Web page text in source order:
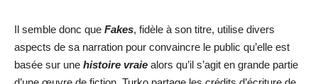
Il semble donc que Fakes, fidèle à son titre, utilise divers
aspects de sa narration pour convaincre le public qu’elle est
basée sur une histoire vraie alors qu’il s’agit en grande partie